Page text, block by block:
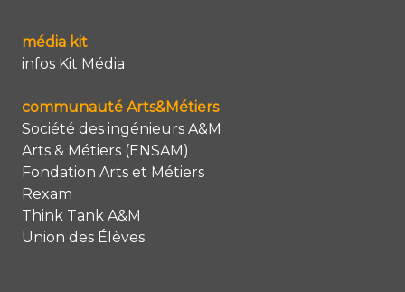
média kit
infos Kit Média
communauté Arts&Métiers
Société des ingénieurs A&M
Arts & Métiers (ENSAM)
Fondation Arts et Métiers
Rexam
Think Tank A&M
Union des Élèves